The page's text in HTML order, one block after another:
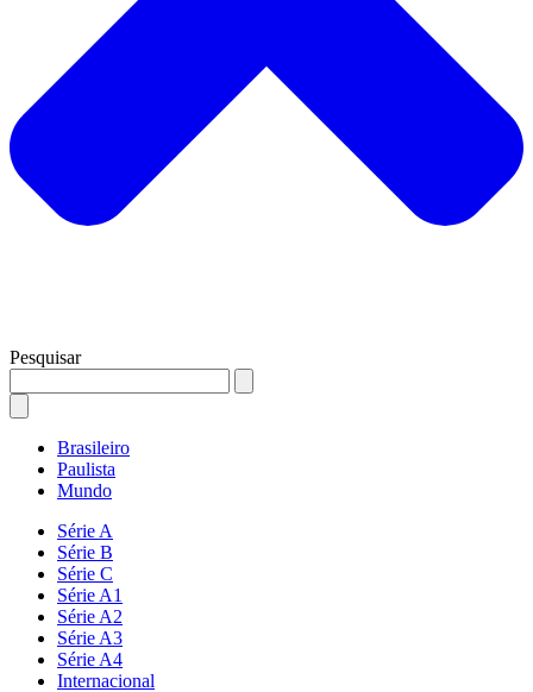
Pesquisar
Brasileiro
Paulista
Mundo
Série A
Série B
Série C
Série A1
Série A2
Série A3
Série A4
Internacional